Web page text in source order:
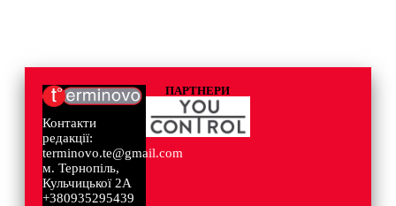
Контакти
редакції:
terminovo.te@gmail.com
м. Тернопіль,
Кульчицької 2А
+380935295439
ПАРТНЕРИ